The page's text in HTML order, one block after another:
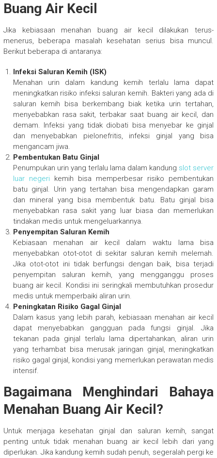
Buang Air Kecil
Jika kebiasaan menahan buang air kecil dilakukan terus-
menerus, beberapa masalah kesehatan serius bisa muncul.
Berikut beberapa di antaranya:
Infeksi Saluran Kemih (ISK)
Menahan urin dalam kandung kemih terlalu lama dapat
meningkatkan risiko infeksi saluran kemih. Bakteri yang ada di
saluran kemih bisa berkembang biak ketika urin tertahan,
menyebabkan rasa sakit, terbakar saat buang air kecil, dan
demam. Infeksi yang tidak diobati bisa menyebar ke ginjal
dan menyebabkan pielonefritis, infeksi ginjal yang bisa
mengancam jiwa.
Pembentukan Batu Ginjal
Penumpukan urin yang terlalu lama dalam kandung slot server
luar negerikemih bisa memperbesar risiko pembentukan
batu ginjal. Urin yang tertahan bisa mengendapkan garam
dan mineral yang bisa membentuk batu. Batu ginjal bisa
menyebabkan rasa sakit yang luar biasa dan memerlukan
tindakan medis untuk mengeluarkannya.
Penyempitan Saluran Kemih
Kebiasaan menahan air kecil dalam waktu lama bisa
menyebabkan otot-otot di sekitar saluran kemih melemah.
Jika otot-otot ini tidak berfungsi dengan baik, bisa terjadi
penyempitan saluran kemih, yang mengganggu proses
buang air kecil. Kondisi ini seringkali membutuhkan prosedur
medis untuk memperbaiki aliran urin.
Peningkatan Risiko Gagal Ginjal
Dalam kasus yang lebih parah, kebiasaan menahan air kecil
dapat menyebabkan gangguan pada fungsi ginjal. Jika
tekanan pada ginjal terlalu lama dipertahankan, aliran urin
yang terhambat bisa merusak jaringan ginjal, meningkatkan
risiko gagal ginjal, kondisi yang memerlukan perawatan medis
intensif.
Bagaimana Menghindari Bahaya
Menahan Buang Air Kecil?
Untuk menjaga kesehatan ginjal dan saluran kemih, sangat
penting untuk tidak menahan buang air kecil lebih dari yang
diperlukan. Jika kandung kemih sudah penuh, segeralah pergi ke